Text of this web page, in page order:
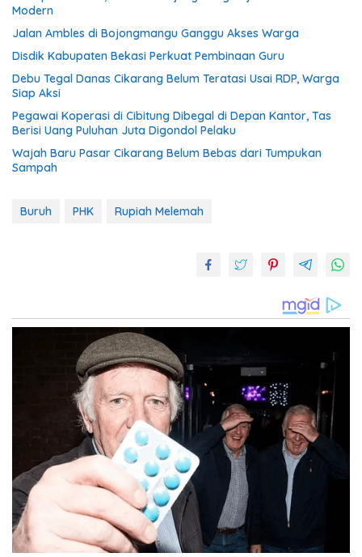
Modern
Jalan Ambles di Bojongmangu Ganggu Akses Warga
Disdik Kabupaten Bekasi Perkuat Pembinaan Guru
Debu Tegal Danas Cikarang Belum Teratasi Usai RDP, Warga
Siap Aksi
Pegawai Koperasi di Cibitung Dibegal di Depan Kantor, Tas
Berisi Uang Puluhan Juta Digondol Pelaku
Wajah Baru Pasar Cikarang Belum Bebas dari Tumpukan
Sampah
Buruh PHK Rupiah Melemah